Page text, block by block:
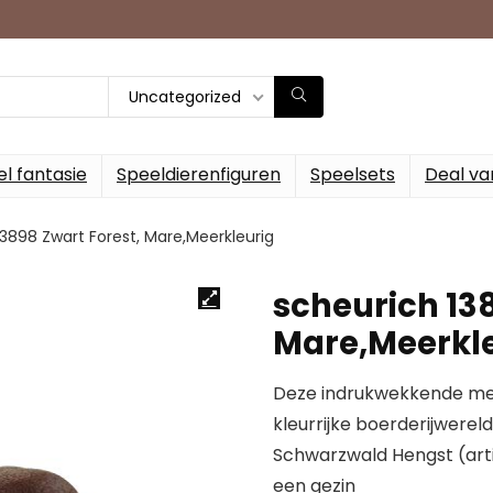
Uncategorized
fantasie Speeldierenfiguren Speelsets Deal
Zwart Forest, Mare,Meerkleurig
scheurich
Deze indrukwekkende
kleurrijke boerderijwereld
Schwarzwald Hengst
een gezin